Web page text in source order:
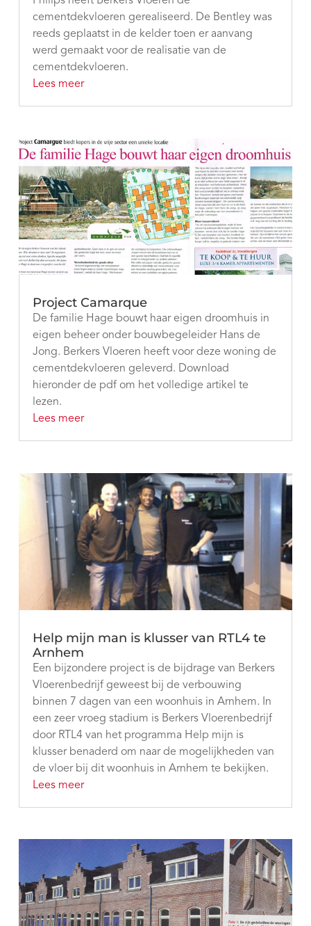
cementdekvloeren gerealiseerd. De Bentley was
reeds geplaatst in de kelder toen er aanvang
werd gemaakt voor de realisatie van de
cementdekvloeren.
Lees meer
Project Camarque
De familie Hage bouwt haar eigen droomhuis in
eigen beheer onder bouwbegeleider Hans de
Jong. Berkers Vloeren heeft voor deze woning de
cementdekvloeren geleverd. Download
hieronder de pdf om het volledige artikel te
lezen.
Lees meer
Help mijn man is klusser van RTL4 te
Arnhem
Een bijzondere project is de bijdrage van Berkers
Vloerenbedrijf geweest bij de verbouwing
binnen 7 dagen van een woonhuis in Arnhem. In
een zeer vroeg stadium is Berkers Vloerenbedrijf
door RTL4 van het programma Help mijn is
klusser benaderd om naar de mogelijkheden van
de vloer bij dit woonhuis in Arnhem te bekijken.
Lees meer